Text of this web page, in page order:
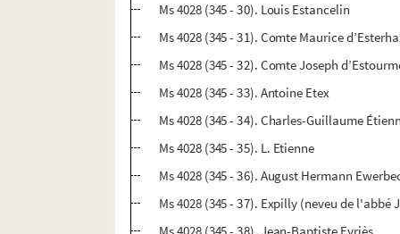
Ms 4028 (345 - 30). Louis Estancelin
Ms 4028 (345 - 31). Comte Maurice
Ms 4028 (345 - 32). Comte Joseph
Ms 4028 (345 - 33). Antoine Etex
Ms 4028 (345 - 34). Charles-Guillaume
Ms 4028 (345 - 35). L. Etienne
Ms 4028 (345 - 36). August Hermann
Ms 4028 (345 - 37). Expilly (neveu de